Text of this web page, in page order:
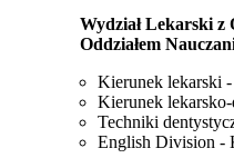
Wydział Lekarski z
Oddziałem
Kierunek lekarski
Kierunek lekarsko-
Techniki
English Division -